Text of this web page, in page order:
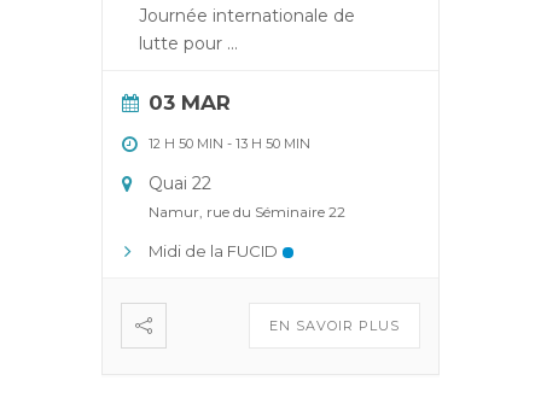
Journée internationale de
lutte pour ...
03 MAR
12 H 50 MIN - 13 H 50 MIN
Quai 22
Namur, rue du Séminaire 22
Midi de la FUCID
EN SAVOIR PLUS